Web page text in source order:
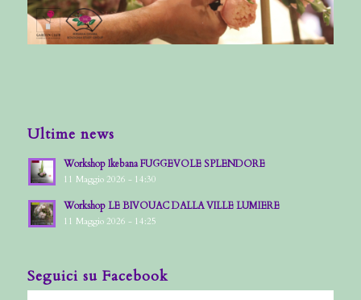
Ultime news
Workshop Ikebana FUGGEVOLE SPLENDORE
11 Maggio 2026 - 14:30
Workshop LE BIVOUAC DALLA VILLE LUMIERE
11 Maggio 2026 - 14:25
Seguici su Facebook